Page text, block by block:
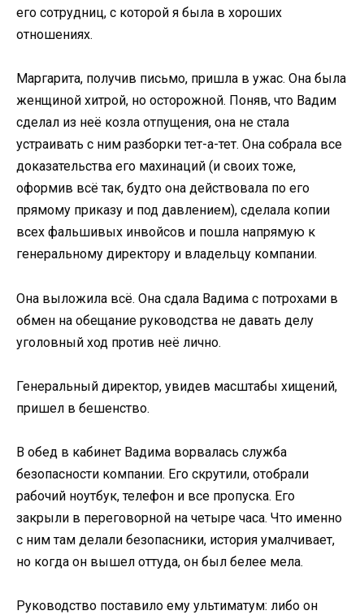
его сотрудниц, с которой я была в хороших
отношениях.
Маргарита, получив письмо, пришла в ужас. Она была
женщиной хитрой, но осторожной. Поняв, что Вадим
сделал из неё козла отпущения, она не стала
устраивать с ним разборки тет-а-тет. Она собрала все
доказательства его махинаций (и своих тоже,
оформив всё так, будто она действовала по его
прямому приказу и под давлением), сделала копии
всех фальшивых инвойсов и пошла напрямую к
генеральному директору и владельцу компании.
Она выложила всё. Она сдала Вадима с потрохами в
обмен на обещание руководства не давать делу
уголовный ход против неё лично.
Генеральный директор, увидев масштабы хищений,
пришел в бешенство.
В обед в кабинет Вадима ворвалась служба
безопасности компании. Его скрутили, отобрали
рабочий ноутбук, телефон и все пропуска. Его
закрыли в переговорной на четыре часа. Что именно
с ним там делали безопасники, история умалчивает,
но когда он вышел оттуда, он был белее мела.
Руководство поставило ему ультиматум: либо он